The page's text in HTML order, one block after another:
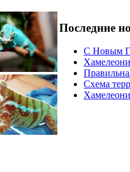
Последние
С Новым
Схема